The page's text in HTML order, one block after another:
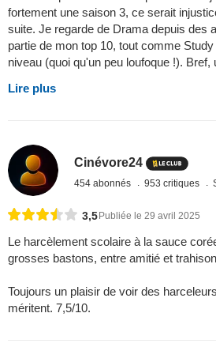
fortement une saison 3, ce serait
suite. Je regarde de Drama depuis des
partie de mon top 10, tout comme
niveau (quoi qu'un peu loufoque !). Bref,
Lire plus
Cinévore24
454 abonnés 953 critiques
3,5Publiée le 29 avril 2025
Le harcèlement scolaire à la sauce
grosses bastons, entre amitié et
Toujours un plaisir de voir des
méritent. 7,5/10.